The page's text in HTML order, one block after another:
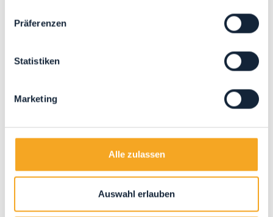
Präferenzen
Statistiken
Marketing
Alle zulassen
Auswahl erlauben
4, 11 E 26 AGOSTO 2026
15° edizione del Festival Programma: ♦ Martedì
4 agosto 2026, ore 21:00: Grigory Sokolov,...